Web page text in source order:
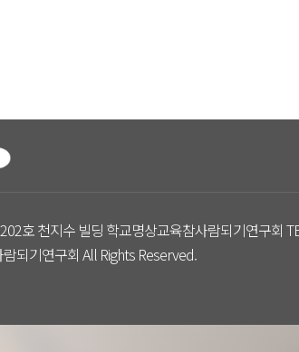
호 천지수 빌딩 학교명상교육참사람되기연구회
되기연구회 All Rights Reserved.